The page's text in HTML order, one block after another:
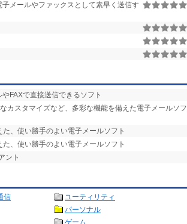
メールやファックスとして素早く送信す
FAXで直接送信できるソフト
カスタマイズなど、多彩な機能を備えた電子メールソフ
、使い勝手のよい電子メールソフト
、使い勝手のよい電子メールソフト
ント
信
ユーティリティ
パーソナル
ゲーム